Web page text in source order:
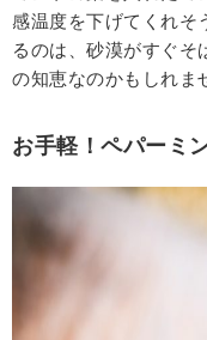
感温度を下げてくれそ
るのは、砂漠がすぐそ
の知恵なのかもしれま
お手軽！ペパーミ